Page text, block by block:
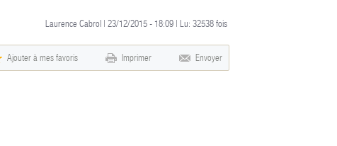
Laurence Cabrol | 23/12/2015 - 18:09 | Lu: 32538 fois
Ajouter à mes favoris Imprimer Envoyer